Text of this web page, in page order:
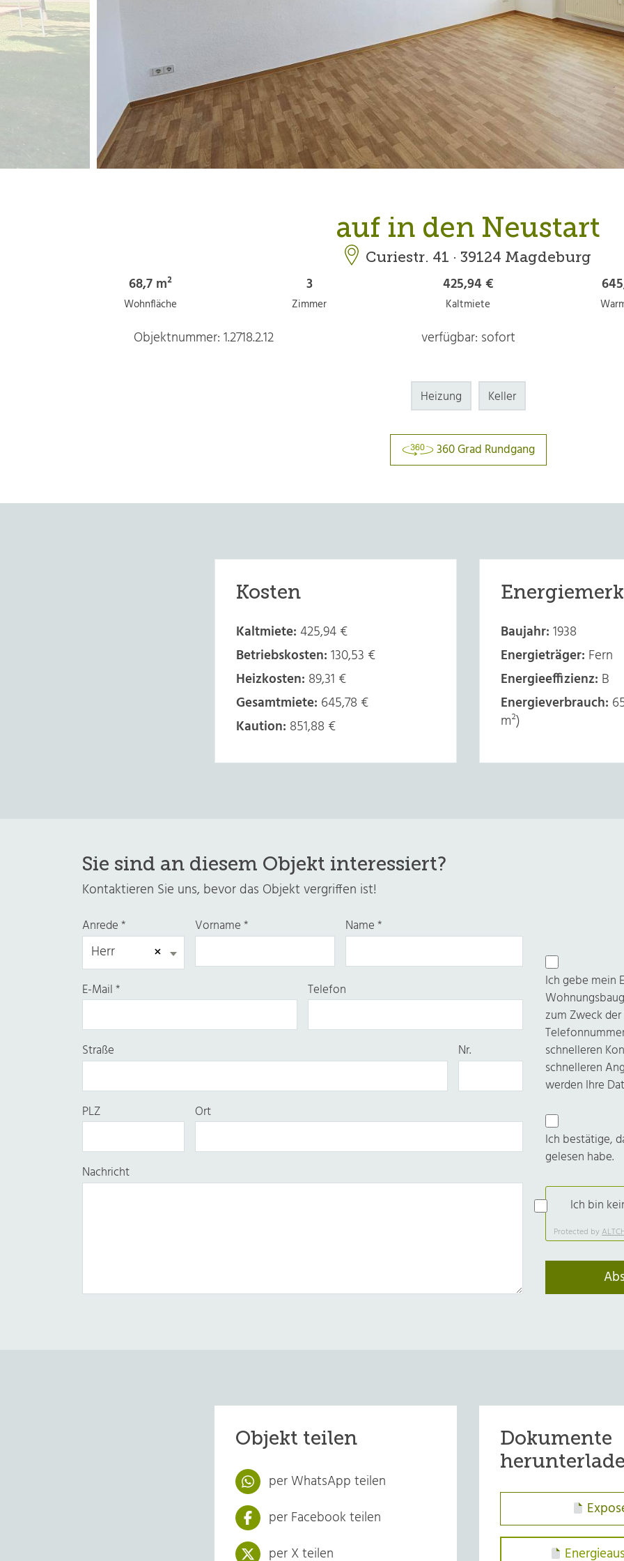
auf in den Neustart
Curiestr. 41 · 39124 Magdeburg
68,7 m²
Wohnfläche
3
Zimmer
425,94 €
Kaltmiete
Objektnummer: 1.2718.2.12 verfügbar: sofort
Heizung Keller
360 Grad Rundgang
Kosten
Kaltmiete: 425,94 €
Betriebskosten: 130,53 €
Heizkosten: 89,31 €
Gesamtmiete: 645,78 €
Kaution: 851,88 €
Baujahr: 1938
Energieträger: Fern
Energieeffizienz: B
Energieverbrauch:
m²)
Sie sind an diesem Objekt interessiert?
Kontaktieren Sie uns, bevor das Objekt vergriffen ist!
Anrede*
×
Herr
Vorname* Name*
E-Mail* Telefon
Straße Nr.
PLZ Ort
Nachricht
Ich gebe mein
zum Zweck
schnelleren
schnelleren
werden Ihre
Ich bestätige,
gelesen habe.
Ich bin
Protected by
Objekt teilen
per WhatsApp teilen
per Facebook teilen
per X teilen
Dokumente